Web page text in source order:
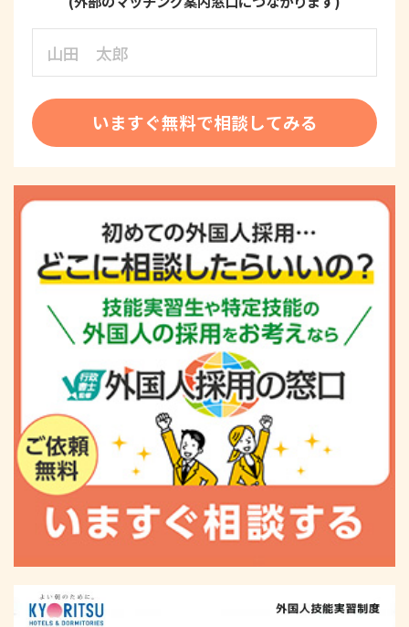
いますぐ無料で相談してみる